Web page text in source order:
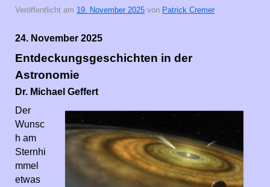
Veröffentlicht am 19. November 2025 von Patrick Cremer
24. November 2025
Entdeckungsgeschichten in der
Astronomie
Dr. Michael Geffert
Der
Wunsc
h am
Sternhi
mmel
etwas